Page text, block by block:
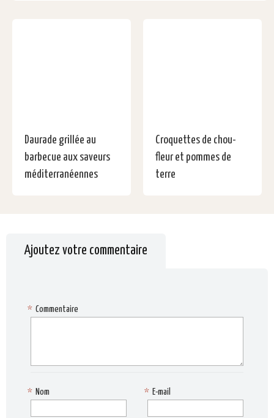
Daurade grillée au
barbecue aux saveurs
méditerranéennes
Croquettes de chou-
fleur et pommes de
terre
Ajoutez votre commentaire
Commentaire
*
Nom
* E-mail
*